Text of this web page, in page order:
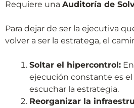
Requiere una Auditoría de
Para dejar de ser la ejecutiva
volver a ser la estratega, el
Soltar el hipercontrol:
ejecución constante es
escuchar la estrategia.
Reorganizar la